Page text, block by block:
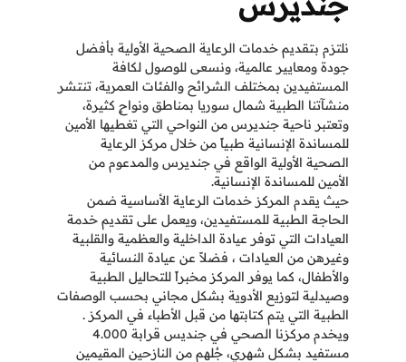
نلتزم بتقديم خدمات الرعاية الصحية الأولية بأفضل
جودة ومعايير عالمية، ونسعى للوصول لكافة
المستفيدين بمختلف الشرائح والفئات العمرية، تنتشر
منشآتنا الطبية شمال سوريا بمناطق ونواحٍ كثيرة،
وتعتبر ناحية جنديرس من النواحي التي تغطيها الأمين
للمساندة الإنسانية طبياً من خلال مركز الرعاية
الصحية الأولية الواقع في جنديرس والمدعوم من
الأمين للمساندة الإنسانية.
حيث يقدم المركز خدمات الرعاية الأساسية ضمن
الحاجة الطبية للمستفيدين، ويعمل على تقديم خدمة
العيادات التي توفر عيادة الداخلية والعظمية والقلبية
وغيرهن من العيادات ، فضلاً عن عيادة النسائية
والأطفال، كما يوفر المركز مخبراً للتحاليل الطبية
وصيدلية لتوزيع الأدوية بشكل مجاني بحسب الوصفات
الطبية التي يتم كتابتها من قبل الأطباء في المركز .
ويخدم مركزنا الصحي في جنديس قرابة 4.000
مستفيد بشكل شهري، جُلهم من النازحين المقيمين